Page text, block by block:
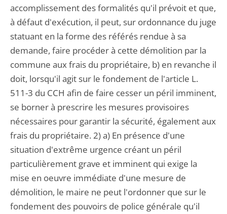
accomplissement des formalités qu'il prévoit et que,
à défaut d'exécution, il peut, sur ordonnance du juge
statuant en la forme des référés rendue à sa
demande, faire procéder à cette démolition par la
commune aux frais du propriétaire, b) en revanche il
doit, lorsqu'il agit sur le fondement de l'article L.
511-3 du CCH afin de faire cesser un péril imminent,
se borner à prescrire les mesures provisoires
nécessaires pour garantir la sécurité, également aux
frais du propriétaire. 2) a) En présence d'une
situation d'extrême urgence créant un péril
particulièrement grave et imminent qui exige la
mise en oeuvre immédiate d'une mesure de
démolition, le maire ne peut l'ordonner que sur le
fondement des pouvoirs de police générale qu'il